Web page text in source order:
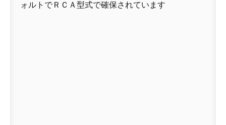
ォルトでＲＣＡ型式で確保されています